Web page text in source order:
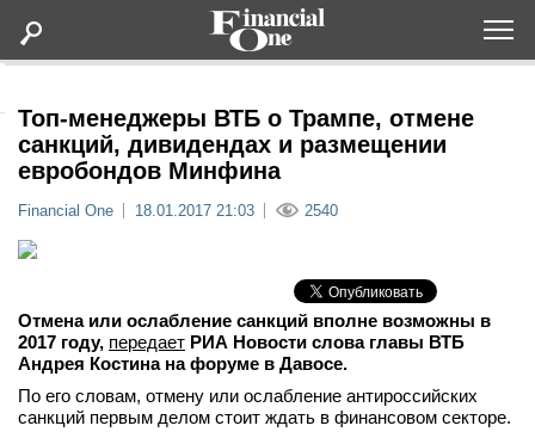
Статьи
Мероприятия
Новости
Топ-менеджеры ВТБ о Трампе, отмене
санкций, дивидендах и размещении
евробондов Минфина
Financial One 18.01.2017 21:03 2540
Отмена или ослабление санкций вполне возможны в
2017 году, передает РИА Новости слова главы ВТБ
Андрея Костина на форуме в Давосе.
По его словам, отмену или ослабление антироссийских
санкций первым делом стоит ждать в финансовом секторе.